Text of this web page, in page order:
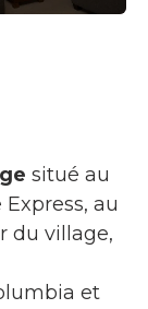
situé au
au
du village,
et